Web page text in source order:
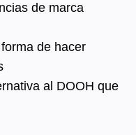
de marca
de hacer
al DOOH que